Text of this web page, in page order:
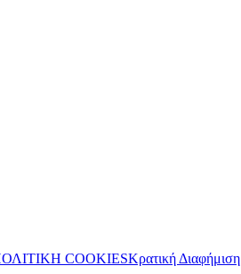
COOKIESΚρατική Διαφήμιση